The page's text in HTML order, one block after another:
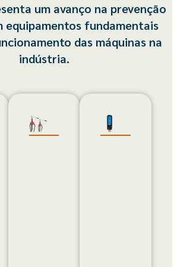
um avanço na prevenção
equipamentos fundamentais
das máquinas na
indústria.